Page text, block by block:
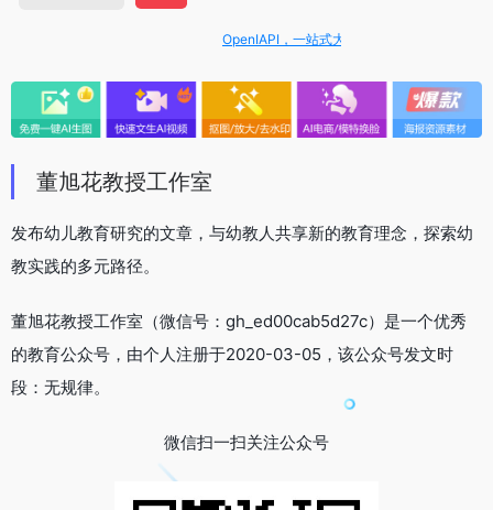
OpenIAPI，一站式大模型API聚合平台
董旭花教授工作室
发布幼儿教育研究的文章，与幼教人共享新的教育理念，探索幼
教实践的多元路径。
董旭花教授工作室（微信号：gh_ed00cab5d27c）是一个优秀
的教育公众号，由个人注册于2020-03-05，该公众号发文时
段：无规律。
微信扫一扫关注公众号